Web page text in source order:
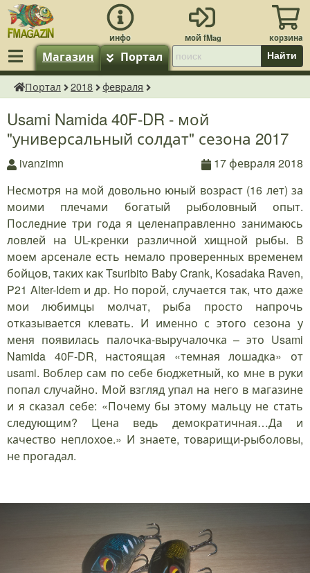
Магазин Портал Найти
fMagazin.ru
Портал 2018 февраля
Usami Namida 40F-DR - мой
"универсальный солдат" сезона 2017
ivanzimn
17 февраля 2018
Несмотря на мой довольно юный возраст (16 лет) за
моими плечами богатый рыболовный опыт.
Последние три года я целенаправленно занимаюсь
ловлей на UL-кренки различной хищной рыбы. В
моем арсенале есть немало проверенных временем
бойцов, таких как Tsuribito Baby Crank, Kosadaka Raven,
P21 Alter-Idem и др. Но порой, случается так, что даже
мои любимцы молчат, рыба просто напрочь
отказывается клевать. И именно с этого сезона у
меня появилась палочка-выручалочка – это Usami
Namida 40F-DR, настоящая «темная лошадка» от
usami. Воблер сам по себе бюджетный, ко мне в руки
попал случайно. Мой взгляд упал на него в магазине
и я сказал себе: «Почему бы этому мальцу не стать
следующим? Цена ведь демократичная…Да и
качество неплохое.» И знаете, товарищи-рыболовы,
не прогадал.